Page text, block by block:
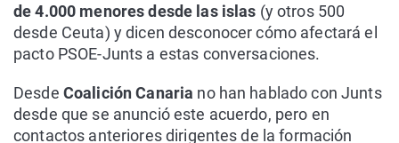
de 4.000 menores desde las islas (y otros 500
desde Ceuta) y dicen desconocer cómo afectará el
pacto PSOE-Junts a estas conversaciones.
Desde Coalición Canaria no han hablado con Junts
desde que se anunció este acuerdo, pero en
contactos anteriores dirigentes de la formación